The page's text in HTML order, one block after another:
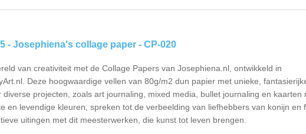
- Josephiena's collage paper - CP-020
van creativiteit met de Collage Papers van Josephiena.nl, ontwikkeld in
Deze hoogwaardige vellen van 80g/m2 dun papier met unieke,
projecten, zoals art journaling, mixed media, bullet journaling en kaarten
en levendige kleuren, spreken tot de verbeelding van liefhebbers van konijn en
uitingen met dit meesterwerken, die kunst tot leven brengen.